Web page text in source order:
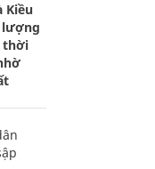
Kiều
lượng
thời